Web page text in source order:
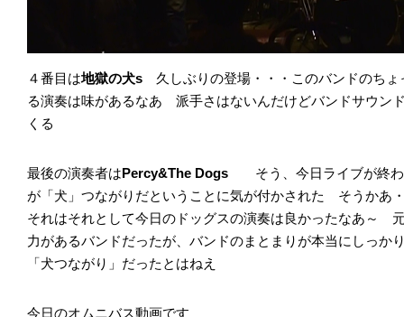
４番目は地獄の犬s 久しぶりの登場・・・このバンドのち
る演奏は味があるなあ 派手さはないんだけどバンドサウン
くる
最後の演奏者はPercy&The Dogs そう、今日ライブが終
が「犬」つながりだということに気が付かされた そうか
それはそれとして今日のドッグスの演奏は良かったなあ～
力があるバンドだったが、バンドのまとまりが本当にしっ
「犬つながり」だったとはねえ
今日のオムニバス動画です